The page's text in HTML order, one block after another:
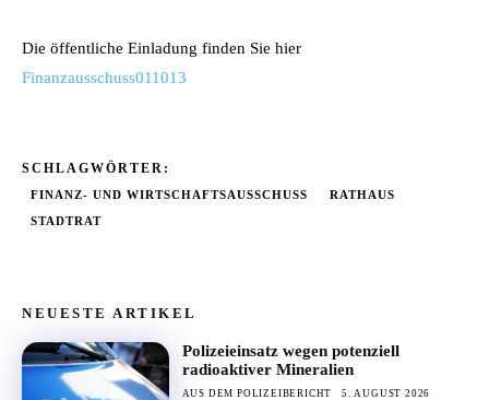
Die öffentliche Einladung finden Sie hier
Finanzausschuss011013
SCHLAGWÖRTER:
FINANZ- UND WIRTSCHAFTSAUSSCHUSS
RATHAUS
STADTRAT
NEUESTE ARTIKEL
Polizeieinsatz wegen potenziell
radioaktiver Mineralien
AUS DEM POLIZEIBERICHT 5. AUGUST 2026